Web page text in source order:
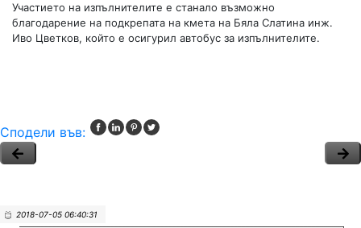
Участието на изпълнителите е станало възможно
благодарение на подкрепата на кмета на Бяла Слатина инж.
Иво Цветков, който е осигурил автобус за изпълнителите.
Сподели във:
2018-07-05 06:40:31